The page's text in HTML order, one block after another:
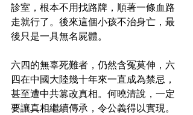
診室，根本不用找路牌，順著一條血路
走就行了。後來這個小孩不治身亡，最
後只是一具無名屍體。
六四的無辜死難者，仍然含冤莫伸，六
四在中國大陸幾十年來一直成為禁忌，
甚至遭中共篡改真相。何曉清說，一定
要讓真相繼續傳承，令公義得以實現。